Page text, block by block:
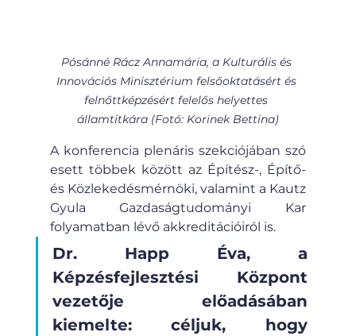
Pósánné Rácz Annamária, a Kulturális és
Innovációs Minisztérium felsőoktatásért és
felnőttképzésért felelős helyettes
államtitkára (Fotó: Korinek Bettina)
A konferencia plenáris szekciójában szó
esett többek között az Építész-, Építő-
és Közlekedésmérnöki, valamint a Kautz
Gyula Gazdaságtudományi Kar
folyamatban lévő akkreditációiról is.
Dr. Happ Éva, a
Képzésfejlesztési Központ
vezetője előadásában
kiemelte: céljuk, hogy